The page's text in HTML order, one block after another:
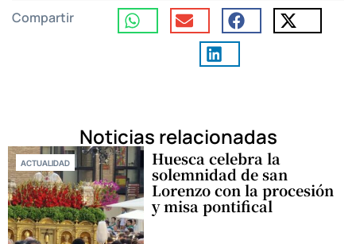
Compartir
Noticias relacionadas
ACTUALIDAD Huesca celebra la
solemnidad de san
Lorenzo con la procesión
y misa pontifical